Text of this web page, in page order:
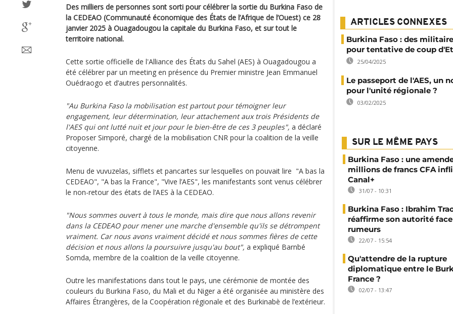
Des milliers de personnes sont sorti pour célébrer la sortie du Burkina Faso de
la CEDEAO (Communauté économique des États de l’Afrique de l’Ouest) ce 28
janvier 2025 à Ouagadougou la capitale du Burkina Faso, et sur tout le
territoire national.
Cette sortie officielle de l'Alliance des États du Sahel (AES) à Ouagadougou a
été célébrer par un meeting en présence du Premier ministre Jean Emmanuel
Ouédraogo et d’autres personnalités.
"Au Burkina Faso la mobilisation est partout pour témoigner leur
engagement, leur détermination, leur attachement aux trois Présidents de
l'AES qui ont lutté nuit et jour pour le bien-être de ces 3 peuples", a déclaré
Proposer Simporé, chargé de la mobilisation CNR pour la coalition de la veille
citoyenne.
Menu de vuvuzelas, sifflets et pancartes sur lesquelles on pouvait lire "A bas la
CEDEAO", "A bas la France", "Vive l’AES", les manifestants sont venus célébrer
le non-retour des états de l’AES à la CEDEAO.
"Nous sommes ouvert à tous le monde, mais dire que nous allons revenir
dans la CEDEAO pour mener une marche d'ensemble qu'ils se détrompent
vraiment. Car nous avons vraiment décidé et nous sommes fières de cette
décision et nous allons la poursuivre jusqu'au bout", a expliqué Barnbé
Somda, membre de la coalition de la veille citoyenne.
Outre les manifestations dans tout le pays, une cérémonie de montée des
couleurs du Burkina Faso, du Mali et du Niger a été organisée au ministère des
Affaires Étrangères, de la Coopération régionale et des Burkinabè de l’extérieur.
ARTICLES CONNEXES
Burkina Faso : des
pour tentative de coup
25/04/2025
Le passeport de l'AES, un
pour l'unité régionale ?
03/02/2025
SUR LE MÊME PAYS
Burkina Faso : une
millions de francs CFA
Canal+
31/07 - 10:31
Burkina Faso : Ibrahim
réaffirme son autorité
rumeurs
22/07 - 15:54
Qu'attendre de la rupture
diplomatique entre le
France ?
02/07 - 13:47